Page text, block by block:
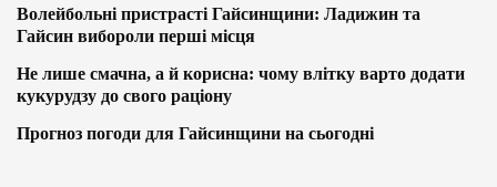
Волейбольні пристрасті Гайсинщини: Ладижин та
Гайсин вибороли перші місця
Не лише смачна, а й корисна: чому влітку варто додати
кукурудзу до свого раціону
Прогноз погоди для Гайсинщини на сьогодні